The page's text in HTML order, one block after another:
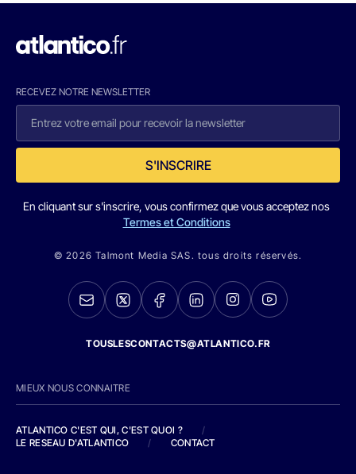
RECEVEZ NOTRE NEWSLETTER
S'INSCRIRE
En cliquant sur s'inscrire, vous confirmez que vous acceptez nos
Termes et Conditions
© 2026 Talmont Media SAS. tous droits réservés.
TOUSLESCONTACTS@ATLANTICO.FR
MIEUX NOUS CONNAITRE
ATLANTICO C'EST QUI, C'EST QUOI ?
/
LE RESEAU D'ATLANTICO
/ CONTACT